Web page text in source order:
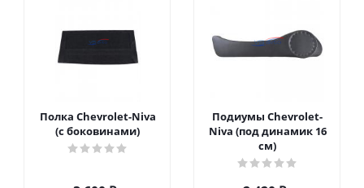
Полка Chevrolet-Niva
(с боковинами)
Подиумы Chevrolet-
Niva (под динамик 16
см)